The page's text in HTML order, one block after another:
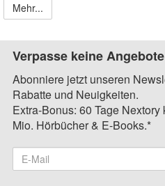
Mehr...
Verpasse keine
Abonniere jetzt unseren
Rabatte und Neuigkeiten.
Extra-Bonus: 60 Tage
Mio. Hörbücher & E-Books.*